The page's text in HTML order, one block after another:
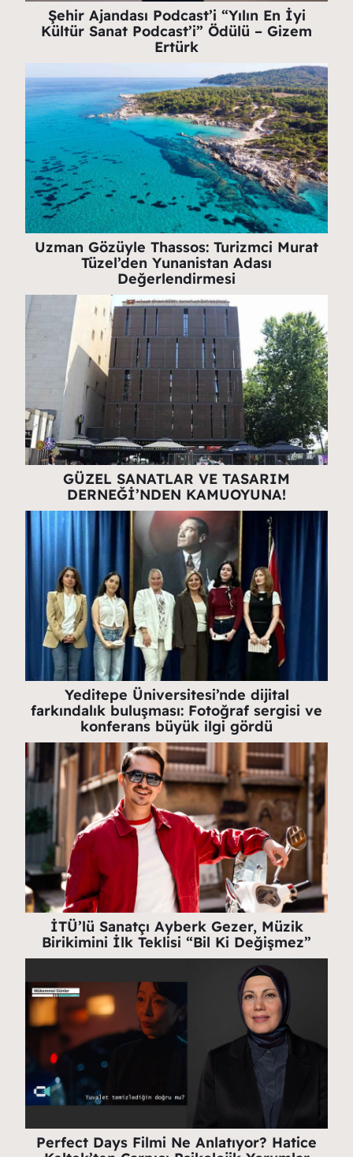
Şehir Ajandası Podcast’i “Yılın En İyi
Kültür Sanat Podcast’i” Ödülü – Gizem
Ertürk
Uzman Gözüyle Thassos: Turizmci Murat
Tüzel’den Yunanistan Adası
Değerlendirmesi
GÜZEL SANATLAR VE TASARIM
DERNEĞİ’NDEN KAMUOYUNA!
Yeditepe Üniversitesi’nde dijital
farkındalık buluşması: Fotoğraf sergisi ve
konferans büyük ilgi gördü
İTÜ’lü Sanatçı Ayberk Gezer, Müzik
Birikimini İlk Teklisi “Bil Ki Değişmez”
Perfect Days Filmi Ne Anlatıyor? Hatice